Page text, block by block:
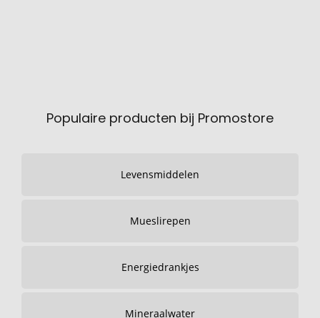
Populaire producten bij Promostore
Levensmiddelen
Mueslirepen
Energiedrankjes
Mineraalwater